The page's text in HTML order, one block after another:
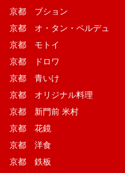
京都 ブション
京都 オ・タン・ペルデュ
京都 モトイ
京都 ドロワ
京都 青いけ
京都 オリジナル料理
京都 新門前 米村
京都 花鏡
京都 洋食
京都 鉄板